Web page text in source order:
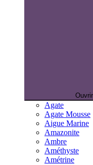
Agate
Agate Mousse
Aigue Marine
Amazonite
Ambre
Améthyste
Amétrine